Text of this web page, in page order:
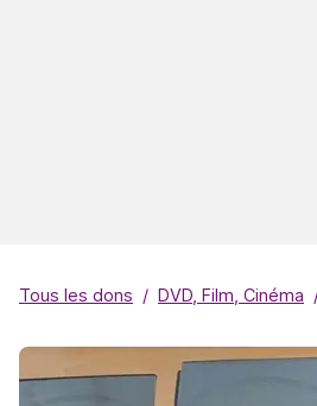
Tous les dons DVD, Film, Cinéma